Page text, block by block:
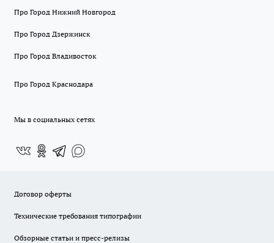
Про Город Нижний Новгород
Про Город Дзержинск
Про Город Владивосток
Про Город Краснодара
Мы в социальных сетях
Договор оферты
Технические требования типографии
Обзорные статьи и пресс-релизы